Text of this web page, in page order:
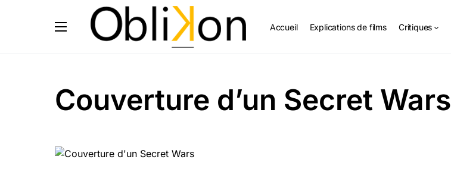
Accueil Explications de films Critiques
Couverture d’un Secret Wars